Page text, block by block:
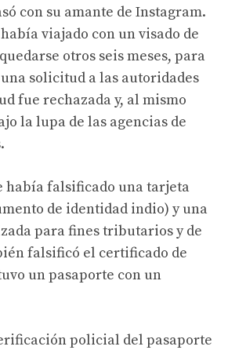
con su amante de Instagram.
viajado con un visado de
otros seis meses, para
solicitud a las autoridades
fue rechazada y, al mismo
la lupa de las agencias de
había falsificado una tarjeta
de identidad indio) y una
para fines tributarios y de
falsificó el certificado de
un pasaporte con un
policial del pasaporte